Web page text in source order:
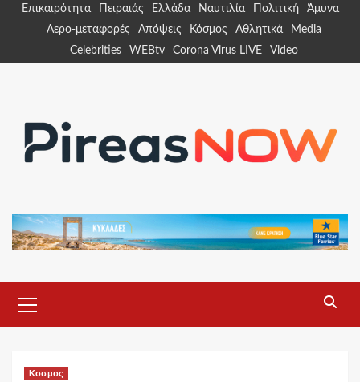
Επικαιρότητα Πειραιάς Ελλάδα Ναυτιλία Πολιτική
Άμυνα
Αερο-μεταφορές
Απόψεις Κόσμος Αθλητικά
Media
Celebrities
WEBtv Corona Virus LIVE Video
Menu
Κοσμος